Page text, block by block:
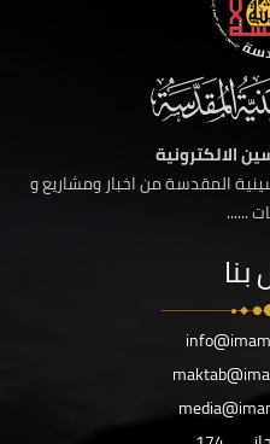
الالكترونية
المقدسة من اخبار ومشاريع و
......